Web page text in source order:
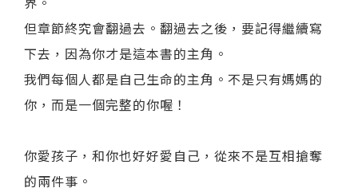
但章節終究會翻過去。翻過去之後，要記得繼續寫
下去，因為你才是這本書的主角。
我們每個人都是自己生命的主角。不是只有媽媽的
你，而是一個完整的你喔！
你愛孩子，和你也好好愛自己，從來不是互相搶奪
的兩件事。